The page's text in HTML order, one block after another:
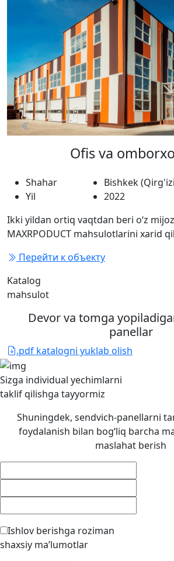
Ofis va
Shahar
Yil
Bishkek
2022
Ikki yildan ortiq vaqtdan beri o‘z
MAXRPODUCT mahsulotlarini xarid
Перейти к объекту
Previous
Katalog
mahsulot
Devor va tomga
panellar
.pdf katalogni yuklab olish
Sizga individual yechimlarni
taklif qilishga tayyormiz
Shuningdek, sendvich-panellarni
foydalanish bilan bog‘liq barcha
maslahat berish
Ishlov berishga roziman
shaxsiy ma’lumotlar